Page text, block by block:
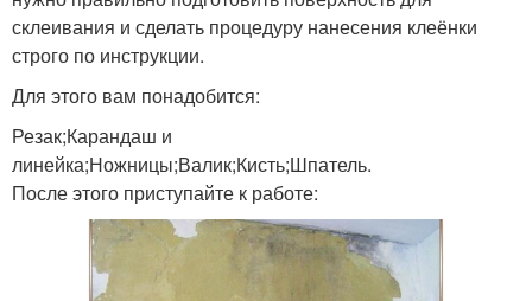
склеивания и сделать процедуру нанесения клеёнки
строго по инструкции.
Для этого вам понадобится:
Резак;Карандаш и
линейка;Ножницы;Валик;Кисть;Шпатель.
После этого приступайте к работе: